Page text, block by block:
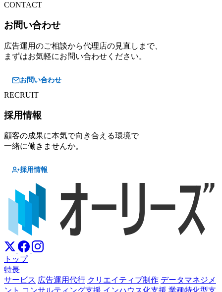
CONTACT
お問い合わせ
広告運用のご相談から代理店の見直しまで、
まずはお気軽にお問い合わせください。
お問い合わせ
RECRUIT
採用情報
顧客の成果に本気で向き合える環境で
一緒に働きませんか。
採用情報
トップ
特長
サービス 広告運用代行 クリエイティブ制作 データマネジメ